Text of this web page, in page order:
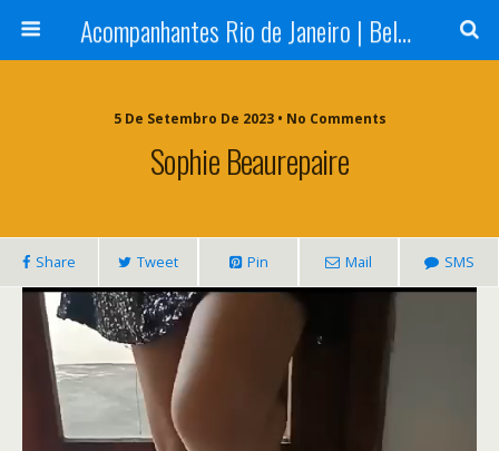
Acompanhantes Rio de Janeiro | Belas e Cia
5 De Setembro De 2023 • No Comments
Sophie Beaurepaire
Share Tweet Pin Mail SMS
Tocador
vídeo